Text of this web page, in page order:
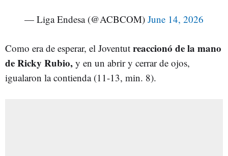
— Liga Endesa (@ACBCOM) June 14, 2026
Como era de esperar, el Joventut reaccionó de la mano
de Ricky Rubio, y en un abrir y cerrar de ojos,
igualaron la contienda (11-13, min. 8).